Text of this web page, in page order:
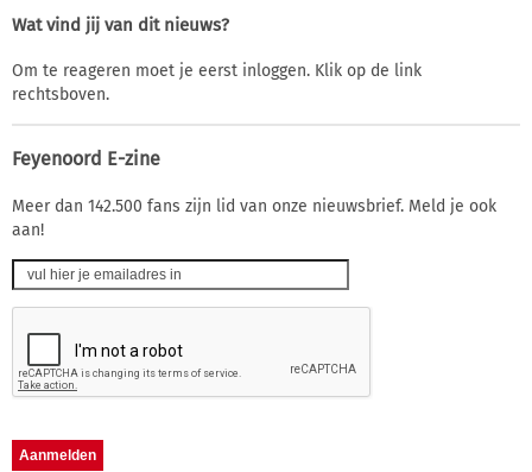
Wat vind jij van dit nieuws?
Om te reageren moet je eerst inloggen. Klik op de link
rechtsboven.
Feyenoord E-zine
Meer dan 142.500 fans zijn lid van onze nieuwsbrief. Meld je ook
aan!